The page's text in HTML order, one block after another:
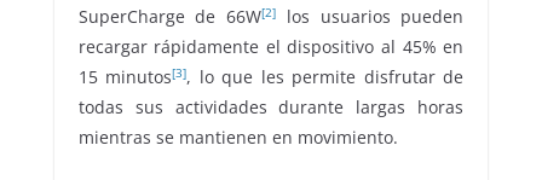
SuperCharge de 66W[2]
los usuarios pueden
recargar rápidamente el dispositivo al 45% en
15 minutos[3], lo que les permite disfrutar de
todas sus actividades durante largas horas
mientras se mantienen en movimiento.